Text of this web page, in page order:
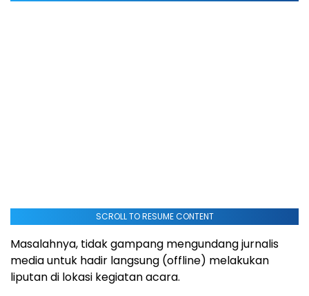
SCROLL TO RESUME CONTENT
Masalahnya, tidak gampang mengundang jurnalis
media untuk hadir langsung (offline) melakukan
liputan di lokasi kegiatan acara.